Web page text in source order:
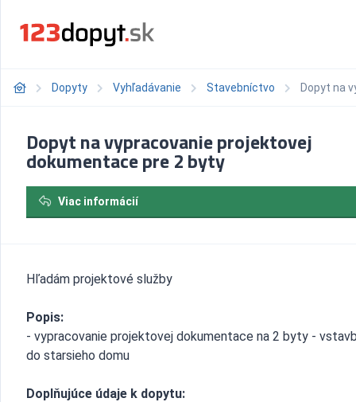
Dopyty Vyhľadávanie Stavebníctvo Dopyt na
Dopyt na vypracovanie projektovej
dokumentace pre 2 byty
Viac informácií
Hľadám projektové služby
Popis:
- vypracovanie projektovej dokumentace na 2 byty -
do starsieho domu
Doplňujúce údaje k dopytu: